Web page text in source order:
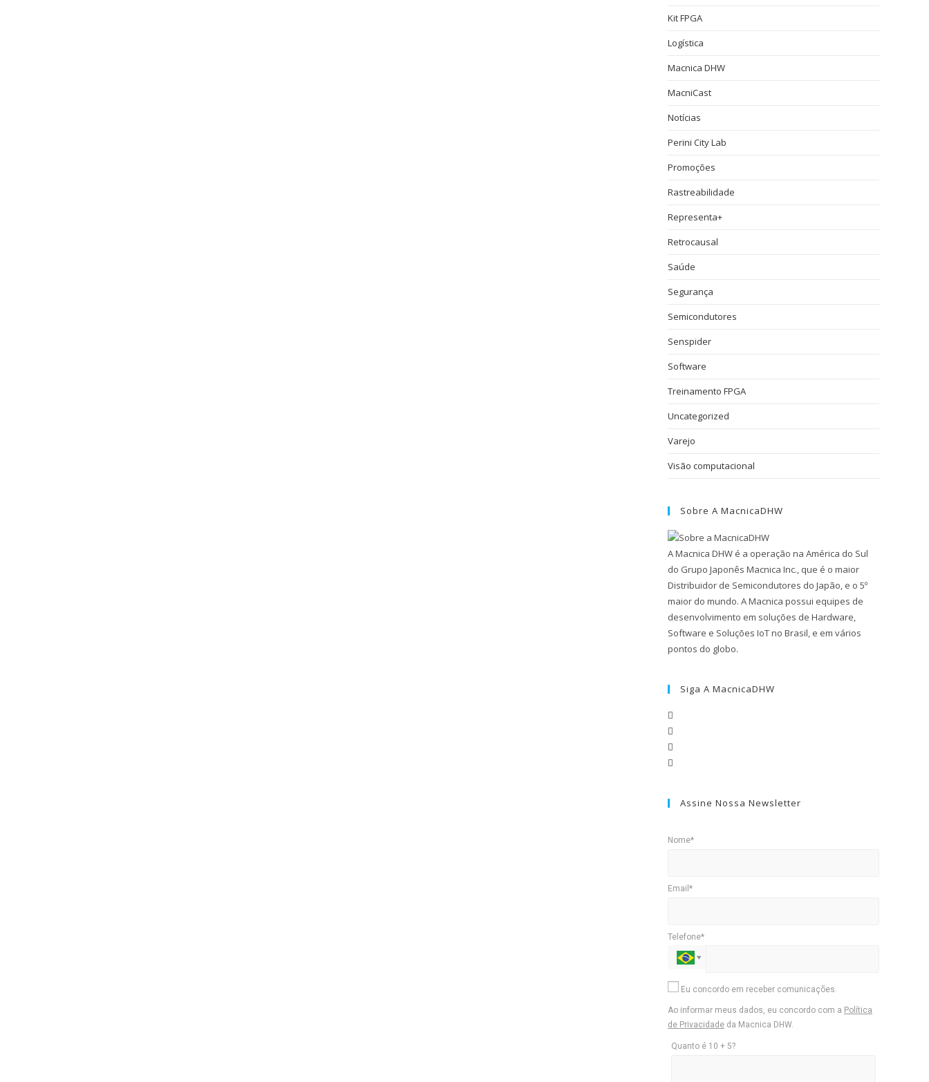
Kit FPGA
Logística
Macnica DHW
MacniCast
Notícias
Perini City Lab
Promoções
Rastreabilidade
Representa+
Retrocausal
Saúde
Segurança
Semicondutores
Senspider
Software
Treinamento FPGA
Uncategorized
Varejo
Visão computacional
Sobre A MacnicaDHW
A Macnica DHW é a operação na América do Sul
do Grupo Japonês Macnica Inc., que é o maior
Distribuidor de Semicondutores do Japão, e o 5º
maior do mundo. A Macnica possui equipes de
desenvolvimento em soluções de Hardware,
Software e Soluções IoT no Brasil, e em vários
pontos do globo.
Siga A MacnicaDHW
Assine Nossa Newsletter
Nome*
Email*
Telefone*
Eu concordo em receber comunicações.
Ao informar meus dados, eu concordo com a Política
de Privacidade da Macnica DHW.
Quanto é 10 + 5?